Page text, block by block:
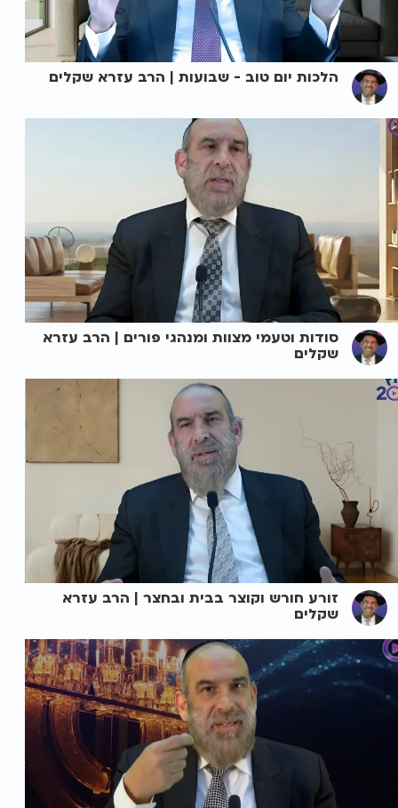
הלכות יום טוב - שבועות | הרב עזרא שקלים
סודות וטעמי מצוות ומנהגי פורים | הרב עזרא
שקלים
זורע חורש וקוצר בבית ובחצר | הרב עזרא
שקלים